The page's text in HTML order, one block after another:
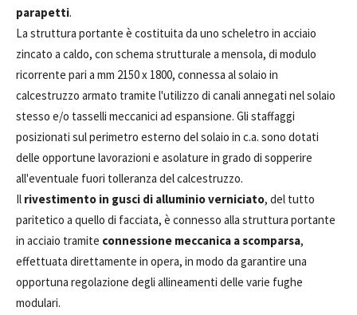
parapetti.
La struttura portante è costituita da uno scheletro in acciaio
zincato a caldo, con schema strutturale a mensola, di modulo
ricorrente pari a mm 2150 x 1800, connessa al solaio in
calcestruzzo armato tramite l'utilizzo di canali annegati nel solaio
stesso e/o tasselli meccanici ad espansione. Gli staffaggi
posizionati sul perimetro esterno del solaio in c.a. sono dotati
delle opportune lavorazioni e asolature in grado di sopperire
all'eventuale fuori tolleranza del calcestruzzo.
Il rivestimento in gusci di alluminio verniciato, del tutto
paritetico a quello di facciata, è connesso alla struttura portante
in acciaio tramite connessione meccanica a scomparsa,
effettuata direttamente in opera, in modo da garantire una
opportuna regolazione degli allineamenti delle varie fughe
modulari.